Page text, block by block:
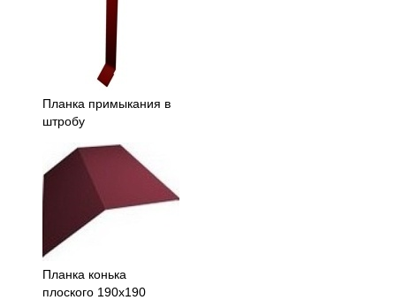
Планка примыкания в
штробу
Планка конька
плоского 190х190